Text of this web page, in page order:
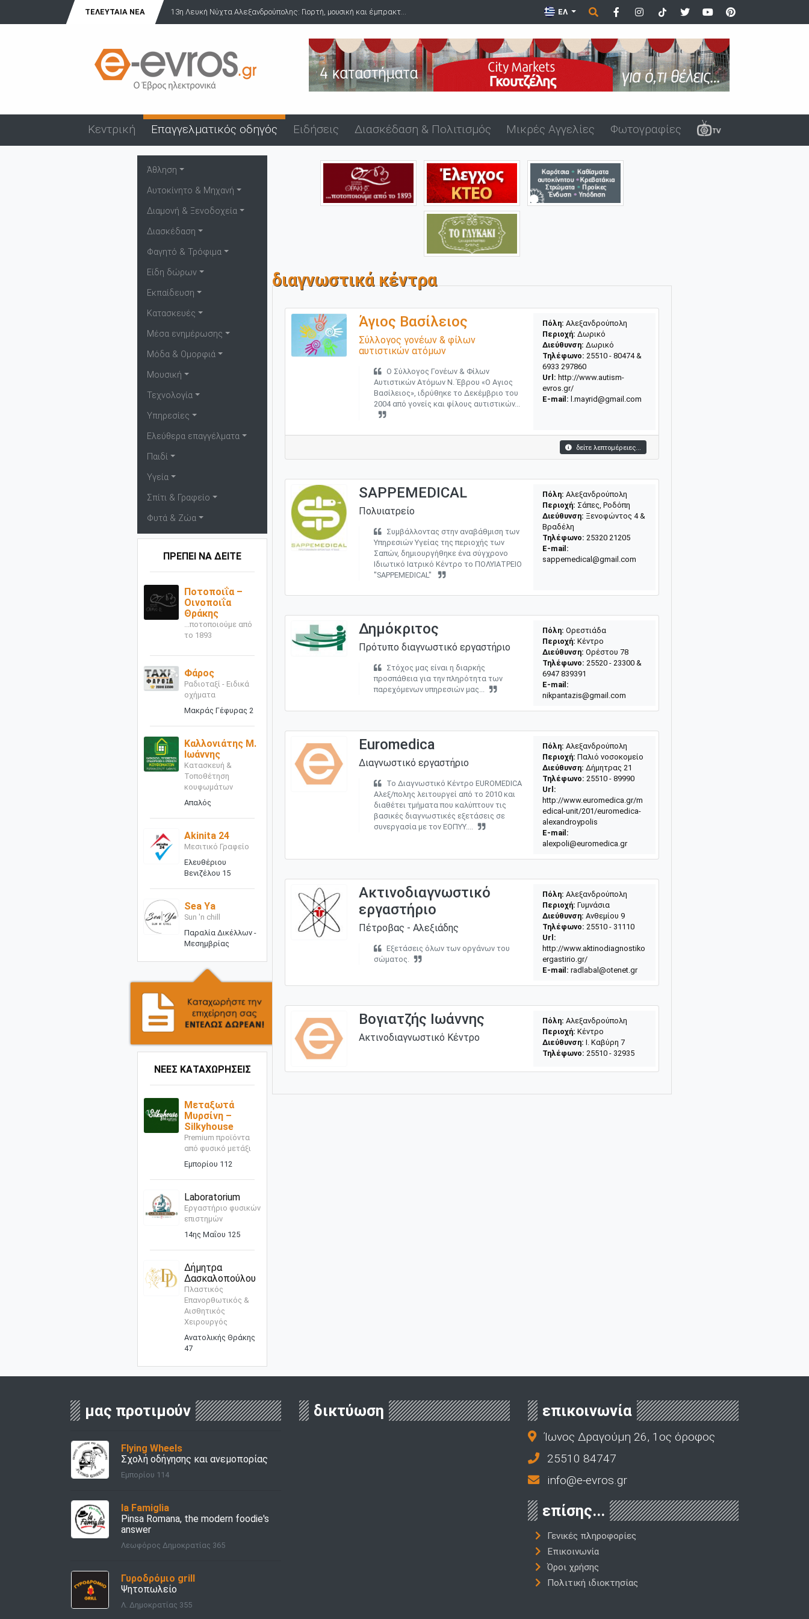
ΤΕΛΕΥΤΑΊΑ ΝΈΑ 13η Λευκή Νύχτα Αλεξανδρούπολης: Γιορτή, μουσική και έμπρακτ... ΕΛ
Κεντρική Επαγγελματικός οδηγός Ειδήσεις Διασκέδαση & Πολιτισμός Μικρές Αγγελίες Φωτογραφίες
Άθληση
Αυτοκίνητο & Μηχανή
Διαμονή & Ξενοδοχεία
Διασκέδαση
Φαγητό & Τρόφιμα
Είδη δώρων
Εκπαίδευση
Κατασκευές
Μέσα ενημέρωσης
Μόδα & Ομορφιά
Μουσική
Τεχνολογία
Υπηρεσίες
Ελεύθερα επαγγέλματα
Παιδί
Υγεία
Σπίτι & Γραφείο
Φυτά & Ζώα
ΠΡΕΠΕΙ ΝΑ ΔΕΙΤΕ
Ποτοποιΐα –
Οινοποιΐα
Θράκης
...ποτοποιούμε από
το 1893
Φάρος
Ραδιοταξί - Ειδικά
οχήματα
Μακράς Γέφυρας 2
Καλλονιάτης Μ.
Ιωάννης
Κατασκευή &
Τοποθέτηση
κουφωμάτων
Απαλός
Akinita 24
Μεσιτικό Γραφείο
Ελευθέριου
Βενιζέλου 15
Sea Ya
Sun 'n chill
Παραλία Δικέλλων -
Μεσημβρίας
ΝΕΕΣ ΚΑΤΑΧΩΡΗΣΕΙΣ
Μεταξωτά
Μυρσίνη –
Silkyhouse
Premium προϊόντα
από φυσικό μετάξι
Εμπορίου 112
Laboratorium
Εργαστήριο φυσικών
επιστημών
14ης Μαΐου 125
Δήμητρα
Δασκαλοπούλου
Πλαστικός
Επανορθωτικός &
Αισθητικός
Χειρουργός
Ανατολικής Θράκης
47
διαγνωστικά κέντρα
Άγιος Βασίλειος
Σύλλογος γονέων & φίλων
αυτιστικών ατόμων
Ο Σύλλογος Γονέων & Φίλων
Αυτιστικών Ατόμων Ν. Έβρου «Ο Αγιος
Βασίλειος», ιδρύθηκε το Δεκέμβριο του
2004 από γονείς και φίλους αυτιστικών...
Πόλη: Αλεξανδρούπολη
Περιοχή: Δωρικό
Διεύθυνση: Δωρικό
Τηλέφωνο: 25510 - 80474 &
6933 297860
Url: http://www.autism-
evros.gr/
E-mail: l.mayrid@gmail.com
δείτε λεπτομέρειες...
SAPPEMEDICAL
Πολυιατρείο
Συμβάλλοντας στην αναβάθμιση των
Υπηρεσιών Υγείας της περιοχής των
Σαπών, δημιουργήθηκε ένα σύγχρονο
Ιδιωτικό Ιατρικό Κέντρο το ΠΟΛΥΙΑΤΡΕΙΟ
''SAPPEMEDICAL''
Πόλη: Αλεξανδρούπολη
Περιοχή: Σάπες, Ροδόπη
Διεύθυνση: Ξενοφώντος 4 &
Βραδέλη
Τηλέφωνο: 25320 21205
E-mail:
sappemedical@gmail.com
Δημόκριτος
Πρότυπο διαγνωστικό εργαστήριο
Στόχος μας είναι η διαρκής
προσπάθεια για την πληρότητα των
παρεχόμενων υπηρεσιών μας...
Πόλη: Ορεστιάδα
Περιοχή: Κέντρο
Διεύθυνση: Ορέστου 78
Τηλέφωνο: 25520 - 23300 &
6947 839391
E-mail:
nikpantazis@gmail.com
Euromedica
Διαγνωστικό εργαστήριο
Το Διαγνωστικό Κέντρο EUROMEDICA
Αλεξ/πολης λειτουργεί από το 2010 και
διαθέτει τμήματα που καλύπτουν τις
βασικές διαγνωστικές εξετάσεις σε
συνεργασία με τον ΕΟΠΥΥ....
Πόλη: Αλεξανδρούπολη
Περιοχή: Παλιό νοσοκομείο
Διεύθυνση: Δήμητρας 21
Τηλέφωνο: 25510 - 89990
Url:
http://www.euromedica.gr/m
edical-unit/201/euromedica-
alexandroypolis
E-mail:
alexpoli@euromedica.gr
Ακτινοδιαγνωστικό
εργαστήριο
Πέτροβας - Αλεξιάδης
Εξετάσεις όλων των οργάνων του
σώματος.
Πόλη: Αλεξανδρούπολη
Περιοχή: Γυμνάσια
Διεύθυνση: Ανθεμίου 9
Τηλέφωνο: 25510 - 31110
Url:
http://www.aktinodiagnostiko
ergastirio.gr/
E-mail: radlabal@otenet.gr
Βογιατζής Ιωάννης
Ακτινοδιαγνωστικό Κέντρο
Πόλη: Αλεξανδρούπολη
Περιοχή: Κέντρο
Διεύθυνση: Ι. Καβύρη 7
Τηλέφωνο: 25510 - 32935
μας προτιμούν
Flying Wheels
Σχολή οδήγησης και ανεμοπορίας
Εμπορίου 114
la Famiglia
Pinsa Romana, the modern foodie's
answer
Λεωφόρος Δημοκρατίας 365
Γυροδρόμιο grill
Ψητοπωλείο
Λ. Δημοκρατίας 355
δικτύωση επικοινωνία
Ίωνος Δραγούμη 26, 1ος όροφος
25510 84747
info@e-evros.gr
επίσης...
Γενικές πληροφορίες
Επικοινωνία
Όροι χρήσης
Πολιτική ιδιοκτησίας